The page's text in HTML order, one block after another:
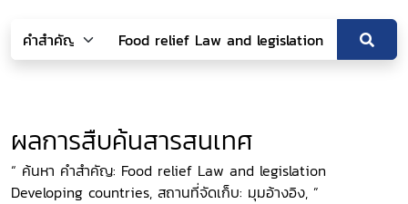
ผลการสืบค้นสารสนเทศ
“ ค้นหา คำสำคัญ: Food relief Law and legislation
Developing countries, สถานที่จัดเก็บ: มุมอ้างอิง, ”